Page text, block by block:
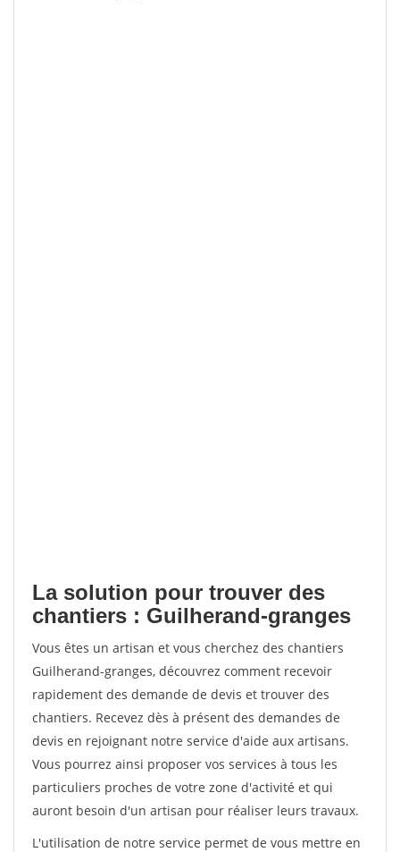
La solution pour trouver des
chantiers : Guilherand-granges
Vous êtes un artisan et vous cherchez des chantiers
Guilherand-granges, découvrez comment recevoir
rapidement des demande de devis et trouver des
chantiers. Recevez dès à présent des demandes de
devis en rejoignant notre service d'aide aux artisans.
Vous pourrez ainsi proposer vos services à tous les
particuliers proches de votre zone d'activité et qui
auront besoin d'un artisan pour réaliser leurs travaux.
L'utilisation de notre service permet de vous mettre en